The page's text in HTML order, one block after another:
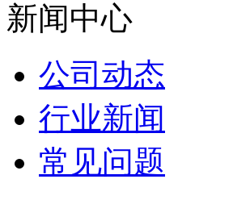
新闻中心
公司动态
行业新闻
常见问题